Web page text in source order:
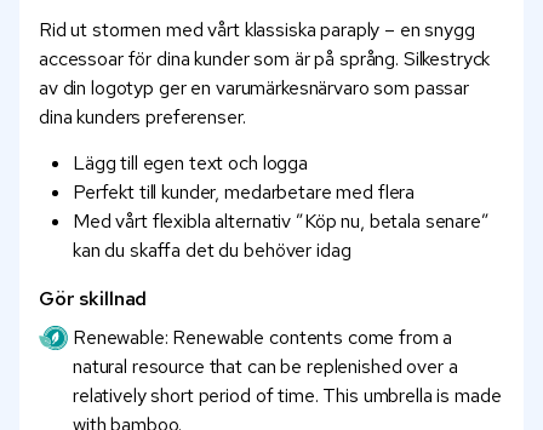
Rid ut stormen med vårt klassiska paraply – en snygg
accessoar för dina kunder som är på språng. Silkestryck
av din logotyp ger en varumärkesnärvaro som passar
dina kunders preferenser.
Lägg till egen text och logga
Perfekt till kunder, medarbetare med flera
Med vårt flexibla alternativ ”Köp nu, betala senare”
kan du skaffa det du behöver idag
Gör skillnad
Renewable: Renewable contents come from a
natural resource that can be replenished over a
relatively short period of time. This umbrella is made